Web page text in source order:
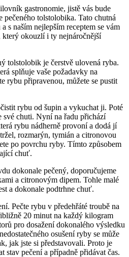
gastronomie, jistě vás bude
tolstolobika. Tato chutná
s naším nejlepším receptem se vám
okouzlí i ty nejnáročnější
tolstolobik je čerstvě ulovená ryba.
splňuje vaše požadavky na
rybu připravenou, můžete se pustit
rybu od šupin a vykuchat ji. Poté
své chuti. Nyní na řadu přichází
rybu nádherně provoní a dodá jí
rozmarýn, tymián a citronovou
po povrchu ryby. Tímto způsobem
chuť.
dokonale pečený, doporučujeme
a citronovým dipem. Tohle malé
a dokonale podtrhne chuť.
Pečte rybu v předehřáté troubě na
20 minut na každý kilogram
pro dosažení dokonalého výsledku
osušení ryby se může
jak jste si představovali. Proto je
stav pečení a případně přidávat čas.